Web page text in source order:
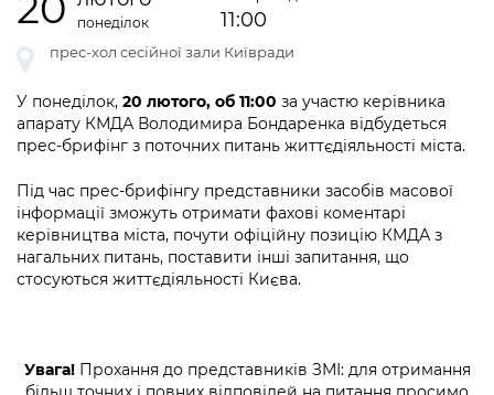
Рішення та розпорядження
Проєкти розпоряджень, що
Рішення Київради
Графік роботи та прийому громадян
Вакансії
Звернення громадян
Освіта та навчальні заклади
Дороги, транспорт та парковки
Навколишнє середовище міста
Містобудування та земельні ділянки
Культура, спорт, дозвілля
Бізнес та ліцензування
Фінанси та бюджет
Ритуальні послуги
Громадська експертиза
Громадський бюджет
Консультації з громадськістю
Громадська рада
Петиції
Відкритий бюджет
Інформація з обмеженим доступом
Подати запит онлайн
Проекти нормативно-правових та
Нормативна база
Питання і відповіді про публічну
інформацію
Медіагалерея
КМДА / Subscribe to announcements
from the KCSA
Accreditation process
Подати журналістський запит /
Submitting a media request
hospitals at work under martial law
Портал Послуг
понеділок 11:00
прес-хол сесійної зали Київради
У понеділок, 20 лютого, об 11:00 за участю керівника
апарату КМДА Володимира Бондаренка відбудеться
прес-брифінг з поточних питань життєдіяльності міста.
Під час прес-брифінгу представники засобів масової
інформації зможуть отримати фахові коментарі
керівництва міста, почути офіційну позицію КМДА з
нагальних питань, поставити інші запитання, що
стосуються життєдіяльності Києва.
Увага! Прохання до представників ЗМІ: для отримання